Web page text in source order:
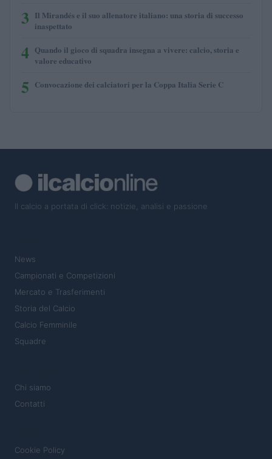
3 Il Mirandés e il suo allenatore italiano: una storia di successo
inaspettato
4 Quando il gioco di squadra insegna a vivere: calcio, storia e
valore educativo
5 Convocazione dei calciatori per la Coppa Italia Serie C
Il calcio a portata di click: notizie, analisi e passione
News
Campionati e Competizioni
Mercato e Trasferimenti
Storia del Calcio
Calcio Femminile
Squadre
Chi siamo
Contatti
Cookie Policy